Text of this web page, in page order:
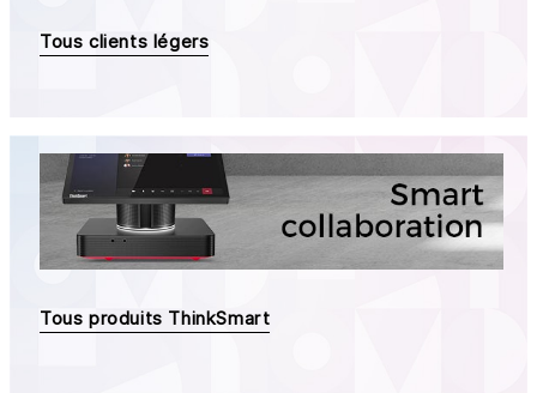
Tous clients légers
Tous produits ThinkSmart